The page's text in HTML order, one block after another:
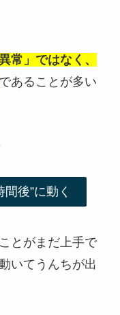
常」ではなく、
であることが多い
後”に動く
とがまだ上手で
いてうんちが出